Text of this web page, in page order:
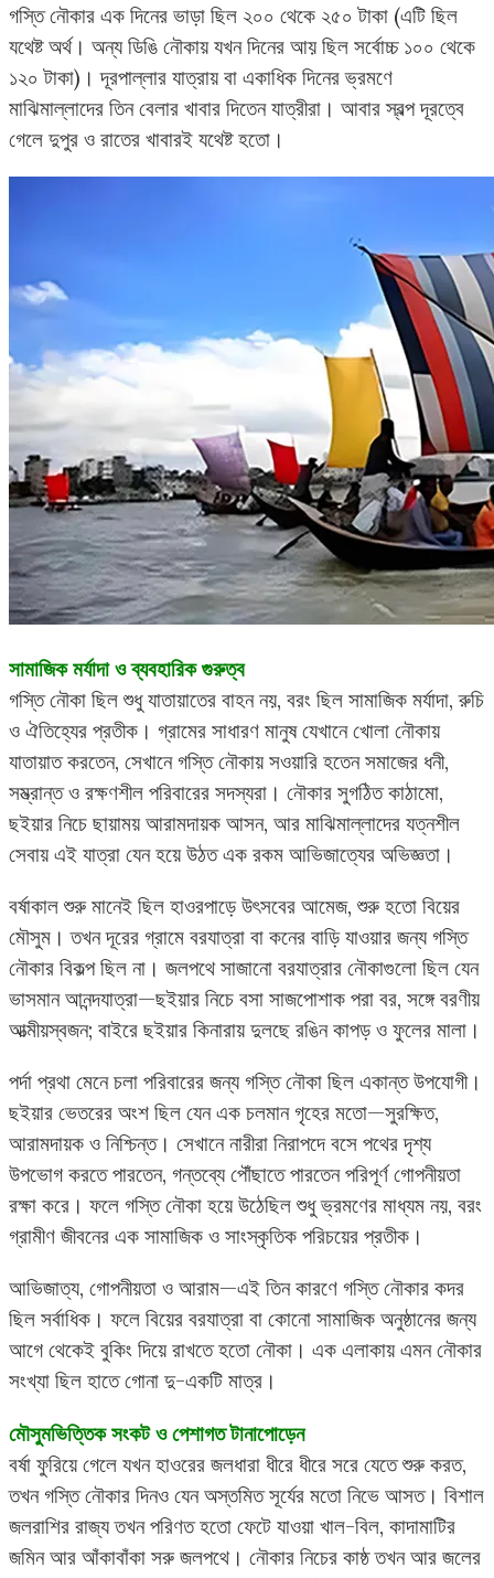
গস্তি নৌকার এক দিনের ভাড়া ছিল ২০০ থেকে ২৫০ টাকা (এটি ছিল
যথেষ্ট অর্থ। অন্য ডিঙি নৌকায় যখন দিনের আয় ছিল সর্বোচ্চ ১০০ থেকে
১২০ টাকা)। দূরপাল্লার যাত্রায় বা একাধিক দিনের ভ্রমণে
মাঝিমাল্লাদের তিন বেলার খাবার দিতেন যাত্রীরা। আবার স্বল্প দূরত্বে
গেলে দুপুর ও রাতের খাবারই যথেষ্ট হতো।
সামাজিক মর্যাদা ও ব্যবহারিক গুরুত্ব
গস্তি নৌকা ছিল শুধু যাতায়াতের বাহন নয়, বরং ছিল সামাজিক মর্যাদা, রুচি
ও ঐতিহ্যের প্রতীক। গ্রামের সাধারণ মানুষ যেখানে খোলা নৌকায়
যাতায়াত করতেন, সেখানে গস্তি নৌকায় সওয়ারি হতেন সমাজের ধনী,
সম্ভ্রান্ত ও রক্ষণশীল পরিবারের সদস্যরা। নৌকার সুগঠিত কাঠামো,
ছইয়ার নিচে ছায়াময় আরামদায়ক আসন, আর মাঝিমাল্লাদের যত্নশীল
সেবায় এই যাত্রা যেন হয়ে উঠত এক রকম আভিজাত্যের অভিজ্ঞতা।
বর্ষাকাল শুরু মানেই ছিল হাওরপাড়ে উৎসবের আমেজ, শুরু হতো বিয়ের
মৌসুম। তখন দূরের গ্রামে বরযাত্রা বা কনের বাড়ি যাওয়ার জন্য গস্তি
নৌকার বিকল্প ছিল না। জলপথে সাজানো বরযাত্রার নৌকাগুলো ছিল যেন
ভাসমান আনন্দযাত্রা—ছইয়ার নিচে বসা সাজপোশাক পরা বর, সঙ্গে বরণীয়
আত্মীয়স্বজন; বাইরে ছইয়ার কিনারায় দুলছে রঙিন কাপড় ও ফুলের মালা।
পর্দা প্রথা মেনে চলা পরিবারের জন্য গস্তি নৌকা ছিল একান্ত উপযোগী।
ছইয়ার ভেতরের অংশ ছিল যেন এক চলমান গৃহের মতো—সুরক্ষিত,
আরামদায়ক ও নিশ্চিন্ত। সেখানে নারীরা নিরাপদে বসে পথের দৃশ্য
উপভোগ করতে পারতেন, গন্তব্যে পৌঁছাতে পারতেন পরিপূর্ণ গোপনীয়তা
রক্ষা করে। ফলে গস্তি নৌকা হয়ে উঠেছিল শুধু ভ্রমণের মাধ্যম নয়, বরং
গ্রামীণ জীবনের এক সামাজিক ও সাংস্কৃতিক পরিচয়ের প্রতীক।
আভিজাত্য, গোপনীয়তা ও আরাম—এই তিন কারণে গস্তি নৌকার কদর
ছিল সর্বাধিক। ফলে বিয়ের বরযাত্রা বা কোনো সামাজিক অনুষ্ঠানের জন্য
আগে থেকেই বুকিং দিয়ে রাখতে হতো নৌকা। এক এলাকায় এমন নৌকার
সংখ্যা ছিল হাতে গোনা দু-একটি মাত্র।
মৌসুমভিত্তিক সংকট ও পেশাগত টানাপোড়েন
বর্ষা ফুরিয়ে গেলে যখন হাওরের জলধারা ধীরে ধীরে সরে যেতে শুরু করত,
তখন গস্তি নৌকার দিনও যেন অস্তমিত সূর্যের মতো নিভে আসত। বিশাল
জলরাশির রাজ্য তখন পরিণত হতো ফেটে যাওয়া খাল-বিল, কাদামাটির
জমিন আর আঁকাবাঁকা সরু জলপথে। নৌকার নিচের কাষ্ঠ তখন আর জলের